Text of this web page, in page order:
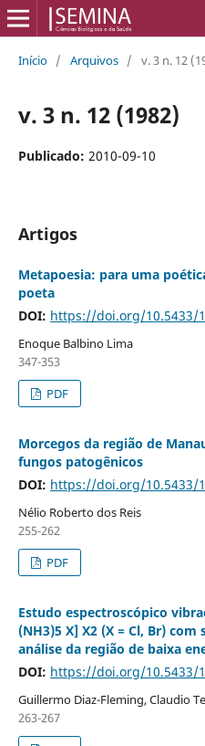
Início / Arquivos / v. 3 n. 12
v. 3 n. 12 (1982)
Publicado: 2010-09-10
Artigos
Metapoesia: para uma
poeta
DOI: https://doi.org/10.5433/
Enoque Balbino Lima
347-353
PDF
Morcegos da região de
fungos patogênicos
DOI: https://doi.org/10.5433/
Nélio Roberto dos Reis
255-262
PDF
Estudo espectroscópico
(NH3)5 X] X2 (X = Cl, Br)
análise da região de baixa
DOI: https://doi.org/10.5433/
Guillermo Diaz-Fleming, Claudio
263-267